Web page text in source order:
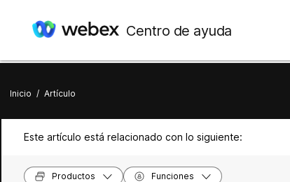
Centro de ayuda
Inicio / Artículo
Este artículo está relacionado con lo siguiente:
Productos Funciones